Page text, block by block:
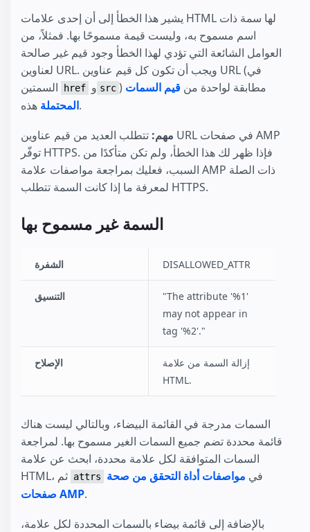
يشير هذا الخطأ إلى أن إحدى علامات HTML لها سمة ذات
اسم مسموح به، وليست قيمة مسموحًا بها. فمثلاً، من
العوامل الشائعة التي تؤدي لهذا الخطأ وجود قيم غير صالحة
لعناوين URL. ويجب أن تكون كل قيم عناوين URL (في
href و src ) مطابقة لواحدة من قيم السمات
المحتملةهذه.
مهم: تتطلب العديد من قيم عناوين URL في صفحات AMP
توفّر HTTPS. فإذا ظهر لك هذا الخطأ، ولم تكن متأكدًا من
السبب، فعليك بمراجعة مواصفات علامة AMP ذات الصلة
لمعرفة ما إذا كانت السمة تتطلب HTTPS.
السمة غير مسموح بها
الشفرة DISALLOWED_ATTR
التنسيق
"The attribute '%1'
may not appear in
tag '%2'."
الإصلاح
إزالة السمة من علامة
HTML.
السمات مدرجة في القائمة البيضاء، وبالتالي ليست هناك
قائمة محددة تضم جميع السمات الغير مسموح بها. لمراجعة
السمات المتوافقة لكل علامة محددة، ابحث عن علامة
attrs في مواصفات أداة التحقق من صحة
صفحات AMP.
بالإضافة إلى قائمة بيضاء بالسمات المحددة لكل علامة،